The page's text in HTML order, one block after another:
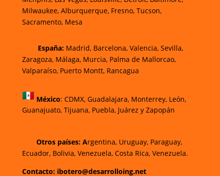
Milwaukee, Alburquerque, Fresno, Tucson,
Sacramento, Mesa
España: Madrid, Barcelona, Valencia, Sevilla,
Zaragoza, Málaga, Murcia, Palma de Mallorcao,
Valparaíso, Puerto Montt, Rancagua
México: CDMX, Guadalajara, Monterrey, León,
Guanajuato, Tijuana, Puebla, Juárez y Zapopán
Otros países: Argentina, Uruguay, Paraguay,
Ecuador, Bolivia, Venezuela, Costa Rica, Venezuela.
Contacto: ibotero@desarrolloing.net